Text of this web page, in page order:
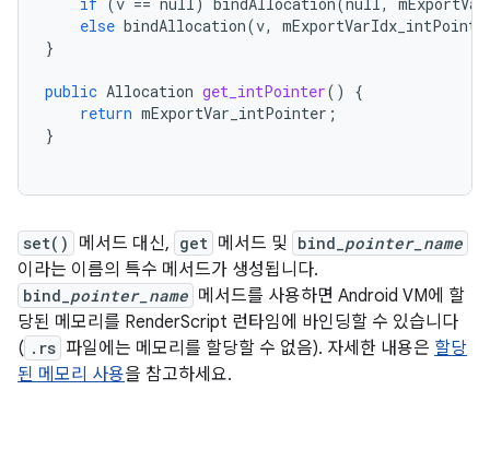
else bindAllocation(v,
}
public Allocation get_intPointer()
{
return mExportVar_intPointer ;
}
set() 메서드 대신, get 메서드 및 bind_ pointer_name
이라는 이름의 특수 메서드가 생성됩니다.
bind_ pointer_name 메서드를 사용하면 Android VM에 할
당된 메모리를 RenderScript 런타임에 바인딩할 수 있습니다
( .rs 파일에는 메모리를 할당할 수 없음). 자세한 내용은 할당
된 메모리 사용을 참고하세요.